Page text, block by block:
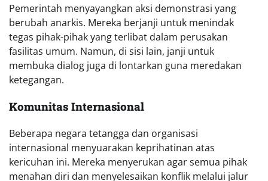
Pemerintah menyayangkan aksi demonstrasi yang
berubah anarkis. Mereka berjanji untuk menindak
tegas pihak-pihak yang terlibat dalam perusakan
fasilitas umum. Namun, di sisi lain, janji untuk
membuka dialog juga di lontarkan guna meredakan
ketegangan.
Komunitas Internasional
Beberapa negara tetangga dan organisasi
internasional menyuarakan keprihatinan atas
kericuhan ini. Mereka menyerukan agar semua pihak
menahan diri dan menyelesaikan konflik melalui jalur